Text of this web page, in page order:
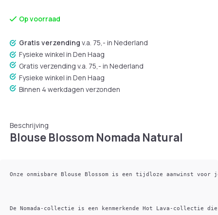
Op voorraad
Gratis verzending v.a. 75,- in Nederland
Fysieke winkel in Den Haag
Gratis verzending v.a. 75,- in Nederland
Fysieke winkel in Den Haag
Binnen 4 werkdagen verzonden
Beschrijving
Blouse Blossom Nomada Natural
Onze onmisbare Blouse Blossom is een tijdloze aanwinst
De Nomada-collectie is een kenmerkende Hot Lava-